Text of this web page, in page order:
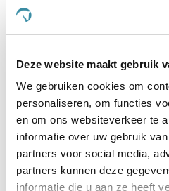
Deze website maakt gebruik
We gebruiken cookies om
personaliseren, om functies
en om ons websiteverkeer te
informatie over uw gebruik
partners voor social media,
partners kunnen deze
informatie die u aan ze heeft
Metazoa